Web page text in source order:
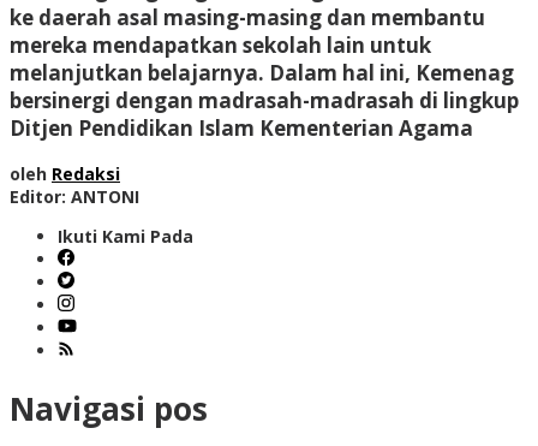
ke daerah asal masing-masing dan membantu
mereka mendapatkan sekolah lain untuk
melanjutkan belajarnya. Dalam hal ini, Kemenag
bersinergi dengan madrasah-madrasah di lingkup
Ditjen Pendidikan Islam Kementerian Agama
oleh Redaksi
Editor: ANTONI
Ikuti Kami Pada
Navigasi pos